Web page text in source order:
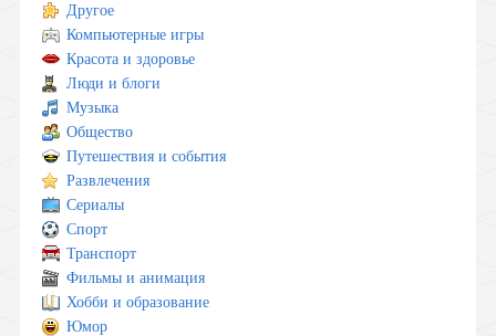
Другое
Компьютерные игры
Красота и здоровье
Люди и блоги
Музыка
Общество
Путешествия и события
Развлечения
Сериалы
Спорт
Транспорт
Фильмы и анимация
Хобби и образование
Юмор